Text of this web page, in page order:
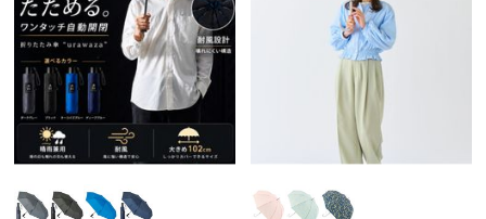
入荷状況